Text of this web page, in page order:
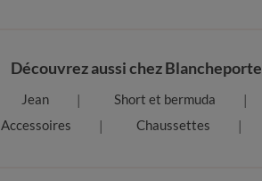
Découvrez aussi chez Blancheporte
Jean Short et bermuda
Accessoires Chaussettes